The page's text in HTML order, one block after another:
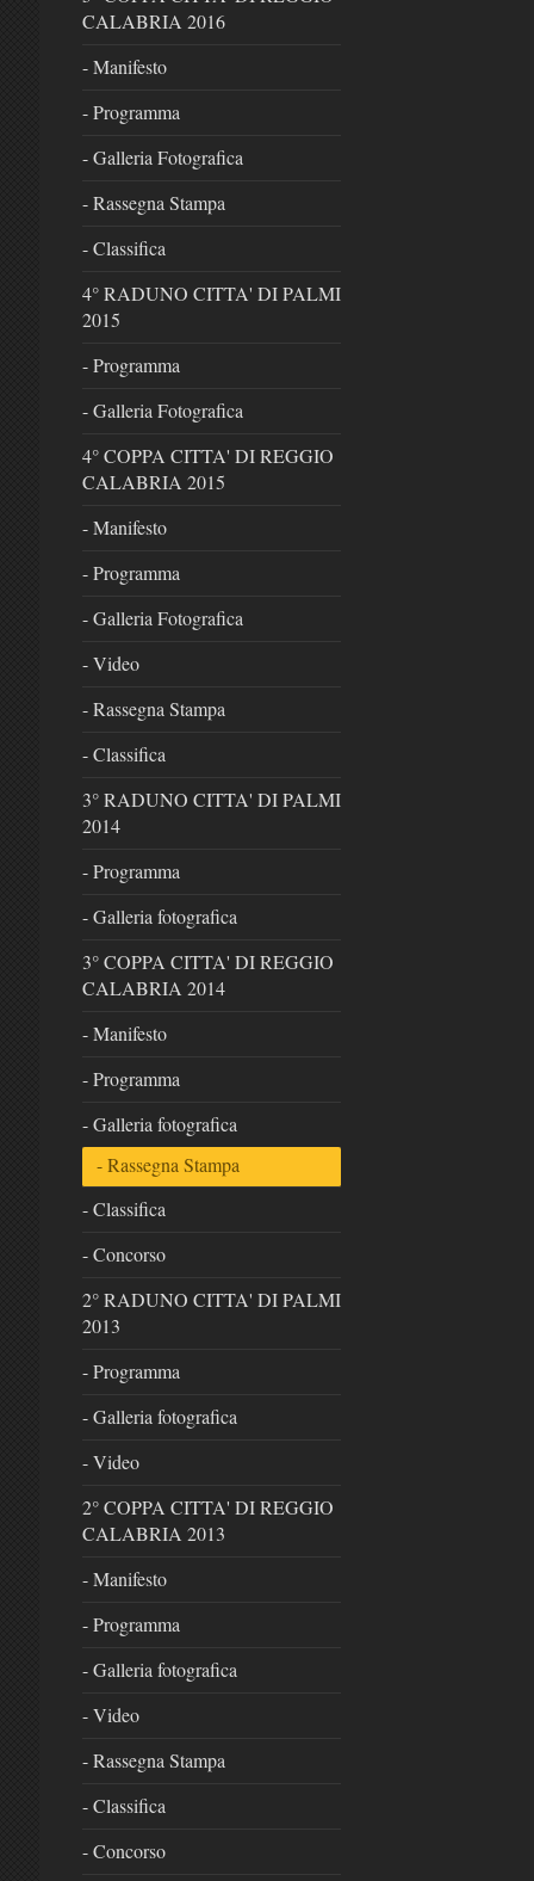
CALABRIA 2016
- Manifesto
- Programma
- Galleria Fotografica
- Rassegna Stampa
- Classifica
4° RADUNO CITTA' DI PALMI
2015
- Programma
- Galleria Fotografica
4° COPPA CITTA' DI REGGIO
CALABRIA 2015
- Manifesto
- Programma
- Galleria Fotografica
- Video
- Rassegna Stampa
- Classifica
3° RADUNO CITTA' DI PALMI
2014
- Programma
- Galleria fotografica
3° COPPA CITTA' DI REGGIO
CALABRIA 2014
- Manifesto
- Programma
- Galleria fotografica
- Rassegna Stampa
- Classifica
- Concorso
2° RADUNO CITTA' DI PALMI
2013
- Programma
- Galleria fotografica
- Video
2° COPPA CITTA' DI REGGIO
CALABRIA 2013
- Manifesto
- Programma
- Galleria fotografica
- Video
- Rassegna Stampa
- Classifica
- Concorso